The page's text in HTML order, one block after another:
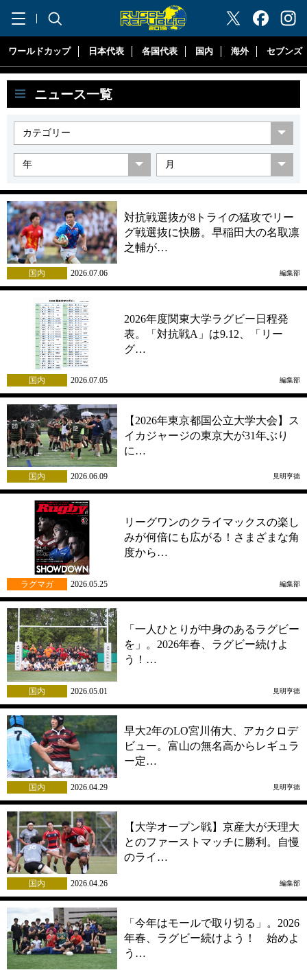
"ラグビーリパブリック"
ワールドカップ 日本代表 各国代表 国内 海外 セブンズ
ニュース一覧
対抗戦選抜が8トライの猛攻でリー
グ戦選抜に快勝。早稲田大の名取凛
之輔が…
国内 2026.07.06 編集部
2026年度関東大学ラグビー日程発
表。「対抗戦A」は9.12、「リー
グ…
国内 2026.07.05 編集部
【2026年東京都国公立大学大会】ス
イカジャージの東京大が31年ぶり
に…
国内 2026.06.09 見明亨徳
リーグワンのクライマックスの楽し
みが何倍にも広がる！さまざまな角
度から…
ラグマガ 2026.05.25 編集部
「一人ひとりが中身のあるラグビー
を」。2026年春、ラグビー続けよ
う！…
国内 2026.05.01 見明亨徳
早大2年のLO宮川侑大、アカクロデ
ビュー。富山の無名高からレギュラ
ー定…
国内 2026.04.29 見明亨徳
【大学オープン戦】京産大が天理大
とのファーストマッチに勝利。自慢
のライ…
国内 2026.04.26 編集部
「今年はモールで取り切る」。2026
年春、ラグビー続けよう！ 始めよ
う…